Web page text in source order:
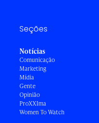
Seções
Notícias
Comunicação
Marketing
Mídia
Gente
Opinião
ProXXIma
Women To Watch